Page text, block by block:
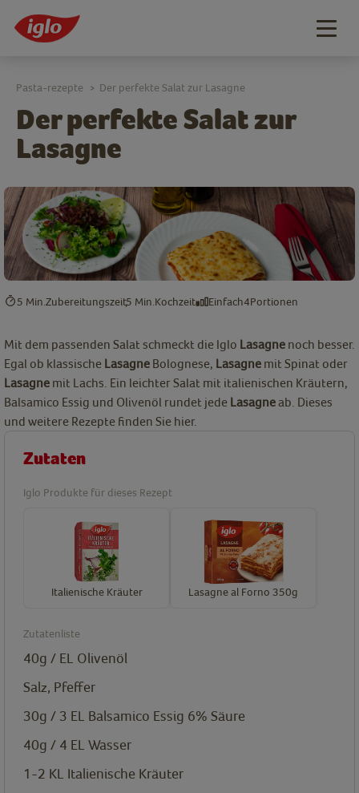
Der perfekte Salat zur
Lasagne
Pasta-rezepte > Der perfekte Salat zur Lasagne
5 Min. Zubereitungszeit5 Min. Kochzeit Einfach4Portionen
Mit dem passenden Salat schmeckt die Iglo Lasagne noch besser.
Egal ob klassische Lasagne Bolognese, Lasagne mit Spinat oder
Lasagne mit Lachs. Ein leichter Salat mit italienischen Kräutern,
Balsamico Essig und Olivenöl rundet jede Lasagneab. Dieses
und weitere Rezepte finden Sie hier.
Zutaten
Iglo Produkte für dieses Rezept
Italienische Kräuter Lasagne al Forno 350g
Zutatenliste
40g / EL Olivenöl
Salz, Pfeffer
30g / 3 EL Balsamico Essig 6% Säure
40g / 4 EL Wasser
1-2 KL Italienische Kräuter